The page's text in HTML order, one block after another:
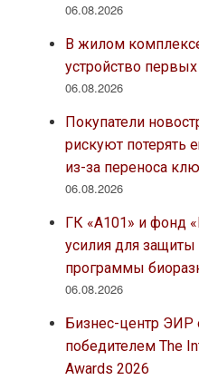
06.08.2026
В жилом
устройство
06.08.2026
Покупатели
рискуют потерять
из-за переноса
06.08.2026
ГК «А101» и фонд
усилия для
программы
06.08.2026
Бизнес-центр ЭИР
победителем The
Awards 2026